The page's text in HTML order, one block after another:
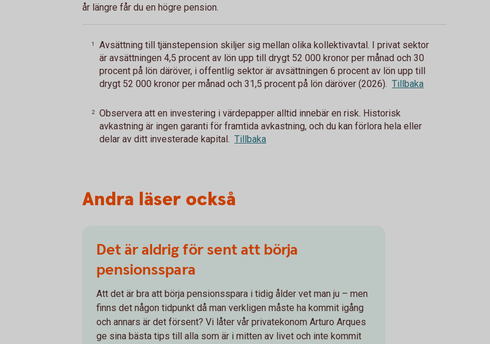
år längre får du en högre pension.
1
Avsättning till tjänstepension skiljer sig mellan olika kollektivavtal. I privat sektor
är avsättningen 4,5 procent av lön upp till drygt 52 000 kronor per månad och 30
procent på lön däröver, i offentlig sektor är avsättningen 6 procent av lön upp till
drygt 52 000 kronor per månad och 31,5 procent på lön däröver (2026). Tillbaka
2
Observera att en investering i värdepapper alltid innebär en risk. Historisk
avkastning är ingen garanti för framtida avkastning, och du kan förlora hela eller
delar av ditt investerade kapital. Tillbaka
Andra läser också
Det är aldrig för sent att börja
pensionsspara
Att det är bra att börja pensionsspara i tidig ålder vet man ju – men
finns det någon tidpunkt då man verkligen måste ha kommit igång
och annars är det försent? Vi låter vår privatekonom Arturo Arques
ge sina bästa tips till alla som är i mitten av livet och inte kommit